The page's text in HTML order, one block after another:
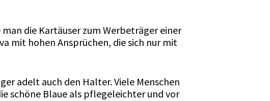
die Kartäuser zum Werbeträger einer
mit hohen Ansprüchen, die sich nur mit
adelt auch den Halter. Viele Menschen
schöne Blaue als pflegeleichter und vor